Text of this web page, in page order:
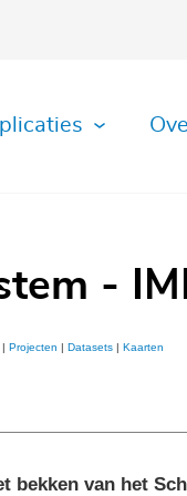
-
Projecten Datasets| Kaarten
van het